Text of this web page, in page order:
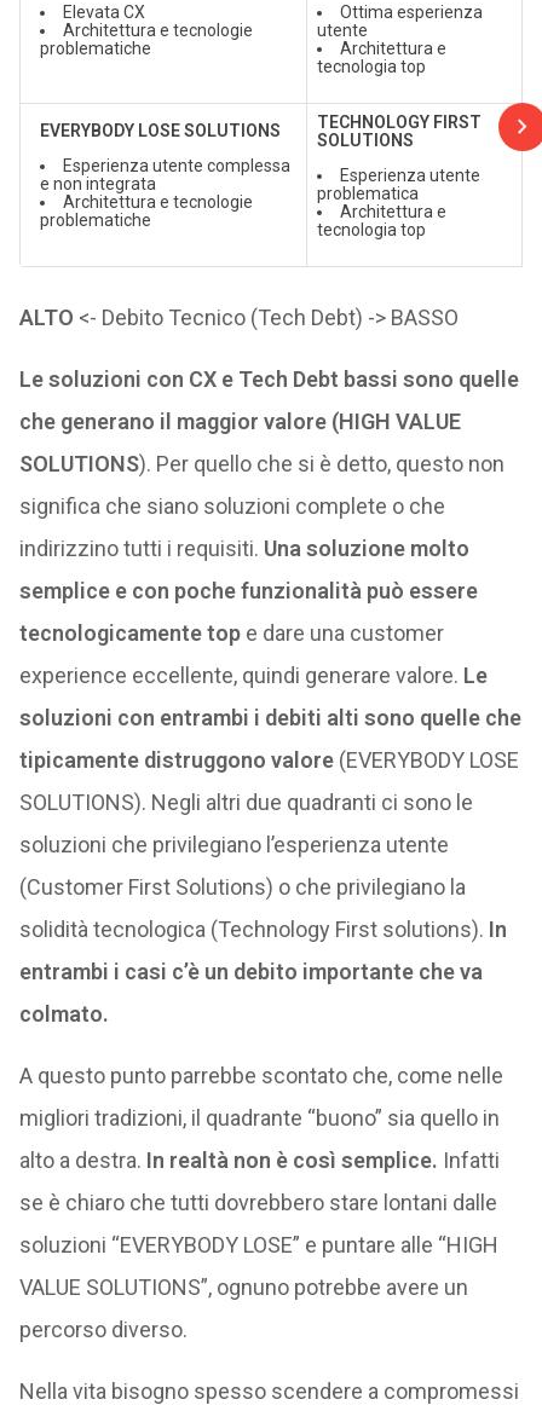
Elevata CX
Architettura e tecnologie
problematiche
Ottima esperienza
utente
Architettura e
tecnologia top
EVERYBODY LOSE SOLUTIONS
Esperienza utente complessa
e non integrata
Architettura e tecnologie
problematiche
TECHNOLOGY FIRST
SOLUTIONS
Esperienza utente
problematica
Architettura e
tecnologia top
ALTO <- Debito Tecnico (Tech Debt) -> BASSO
Le soluzioni con CX e Tech Debt bassi sono quelle
che generano il maggior valore (HIGH VALUE
SOLUTIONS). Per quello che si è detto, questo non
significa che siano soluzioni complete o che
indirizzino tutti i requisiti. Una soluzione molto
semplice e con poche funzionalità può essere
tecnologicamente tope dare una customer
experience eccellente, quindi generare valore. Le
soluzioni con entrambi i debiti alti sono quelle che
tipicamente distruggono valore(EVERYBODY LOSE
SOLUTIONS). Negli altri due quadranti ci sono le
soluzioni che privilegiano l’esperienza utente
(Customer First Solutions) o che privilegiano la
solidità tecnologica (Technology First solutions). In
entrambi i casi c’è un debito importante che va
colmato.
A questo punto parrebbe scontato che, come nelle
migliori tradizioni, il quadrante “buono” sia quello in
alto a destra. In realtà non è così semplice. Infatti
se è chiaro che tutti dovrebbero stare lontani dalle
soluzioni “EVERYBODY LOSE” e puntare alle “HIGH
VALUE SOLUTIONS”, ognuno potrebbe avere un
percorso diverso.
Nella vita bisogno spesso scendere a compromessi